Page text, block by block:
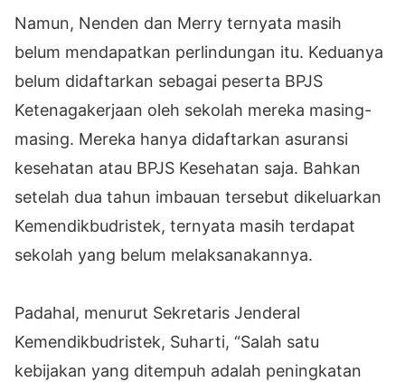
Namun, Nenden dan Merry ternyata masih
belum mendapatkan perlindungan itu. Keduanya
belum didaftarkan sebagai peserta BPJS
Ketenagakerjaan oleh sekolah mereka masing-
masing. Mereka hanya didaftarkan asuransi
kesehatan atau BPJS Kesehatan saja. Bahkan
setelah dua tahun imbauan tersebut dikeluarkan
Kemendikbudristek, ternyata masih terdapat
sekolah yang belum melaksanakannya.
Padahal, menurut Sekretaris Jenderal
Kemendikbudristek, Suharti, “Salah satu
kebijakan yang ditempuh adalah peningkatan